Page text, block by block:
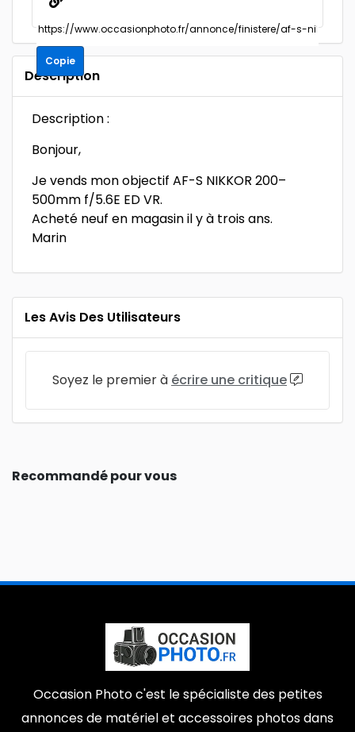
Copie
Description
Description :
Bonjour,
Je vends mon objectif AF-S NIKKOR 200–
500mm f/5.6E ED VR.
Acheté neuf en magasin il y à trois ans.
Marin
Les Avis Des Utilisateurs
Soyez le premier à écrire une critique
Recommandé pour vous
Occasion Photo c'est le spécialiste des petites
annonces de matériel et accessoires photos dans